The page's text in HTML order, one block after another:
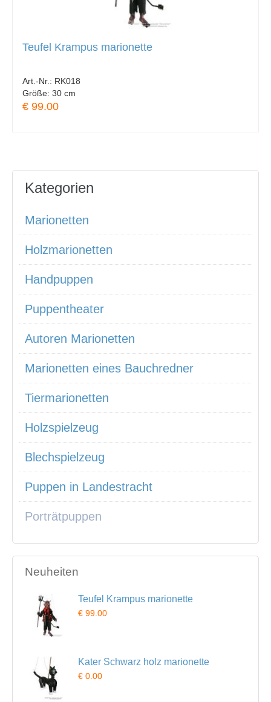
Teufel Krampus marionette
Art.-Nr.: RK018
Größe: 30 cm
€ 99.00
Kategorien
Marionetten
Holzmarionetten
Handpuppen
Puppentheater
Autoren Marionetten
Marionetten eines Bauchredner
Tiermarionetten
Holzspielzeug
Blechspielzeug
Puppen in Landestracht
Porträtpuppen
Neuheiten
Teufel Krampus marionette
€ 99.00
Kater Schwarz holz marionette
€ 0.00